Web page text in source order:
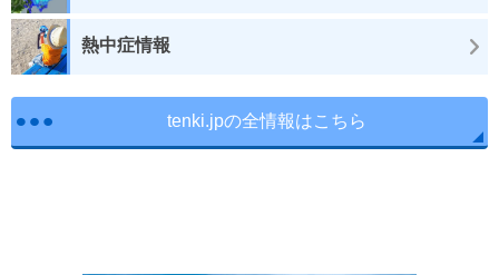
熱中症情報
tenki.jpの全情報はこちら